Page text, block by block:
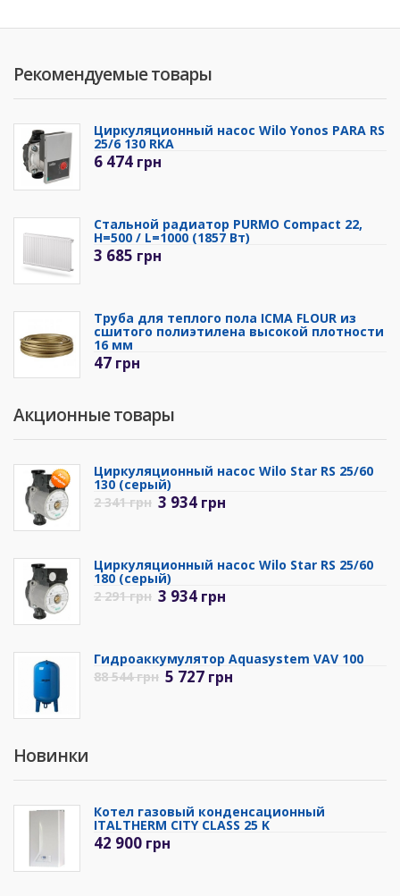
Рекомендуемые товары
Циркуляционный насос Wilo Yonos PARA RS
25/6 130 RKA
6 474 грн
Стальной радиатор PURMO Compact 22,
H=500 / L=1000 (1857 Вт)
3 685 грн
Труба для теплого пола ICMA FLOUR из
сшитого полиэтилена высокой плотности
16 мм
47 грн
Акционные товары
Циркуляционный насос Wilo Star RS 25/60
130 (серый)
2 341грн 3 934 грн
Циркуляционный насос Wilo Star RS 25/60
180 (серый)
2 291грн 3 934 грн
Гидроаккумулятор Aquasystem VAV 100
88 544грн 5 727 грн
Новинки
Котел газовый конденсационный
ITALTHERM CITY CLASS 25 K
42 900 грн